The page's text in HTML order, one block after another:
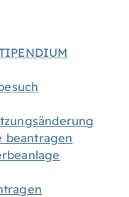
beantragen